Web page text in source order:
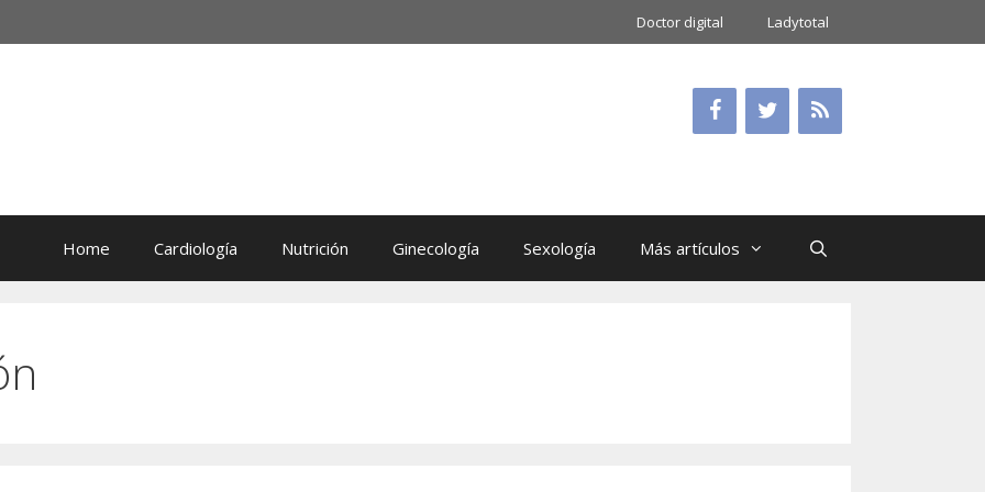
Doctor digital Ladytotal
Home Cardiología Nutrición Ginecología Sexología Más artículos